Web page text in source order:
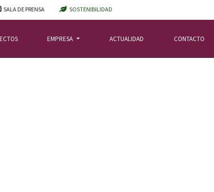
SALA DE PRENSA SOSTENIBILIDAD
EMPRESA ACTUALIDAD CONTACTO